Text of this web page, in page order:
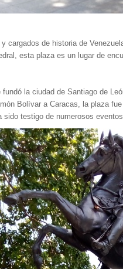
de historia de
esta plaza es un lugar de
la ciudad de Santiago de
Bolívar a Caracas, la plaza fue
testigo de numerosos